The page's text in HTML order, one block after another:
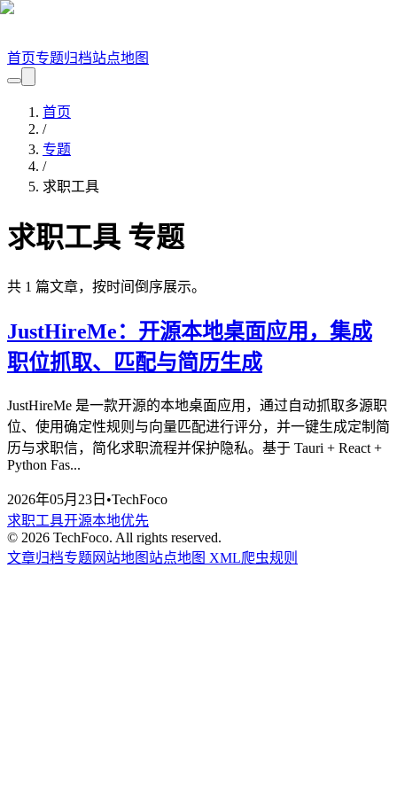
首页专题归档站点地图
首页
/
专题
/
求职工具
求职工具 专题
共 1 篇文章，按时间倒序展示。
JustHireMe：开源本地桌面应用，集成
职位抓取、匹配与简历生成
JustHireMe 是一款开源的本地桌面应用，通过自动抓取多源职
位、使用确定性规则与向量匹配进行评分，并一键生成定制简
历与求职信，简化求职流程并保护隐私。基于 Tauri + React +
Python Fas...
2026年05月23日 •TechFoco
求职工具开源本地优先
© 2026 TechFoco. All rights reserved.
文章归档专题 网站地图 站点地图 XML爬虫规则